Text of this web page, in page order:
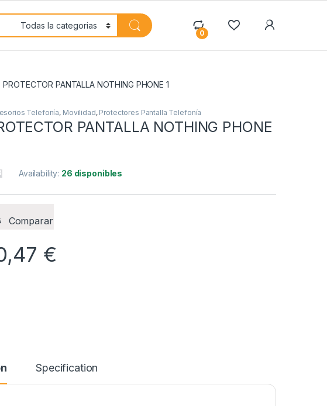
0
PROTECTOR PANTALLA NOTHING PHONE 1
Telefonía, Movilidad, Protectores Pantalla Telefonía
PANTALLA NOTHING PHONE
Availability: 26 disponibles
Comparar
€
Specification